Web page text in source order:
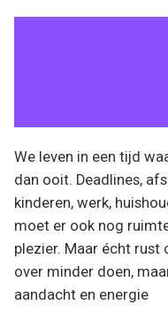
We leven in een tijd
dan ooit. Deadlines,
kinderen, werk,
moet er ook nog
plezier. Maar écht rust
over minder doen,
aandacht en energie